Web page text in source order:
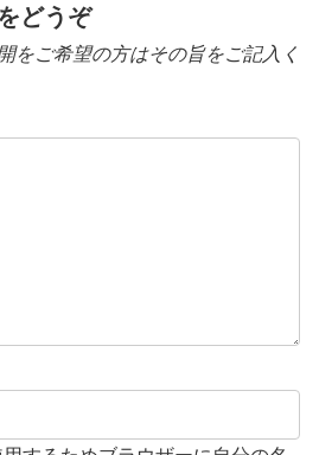
どうぞ
ご希望の方はその旨をご記入く